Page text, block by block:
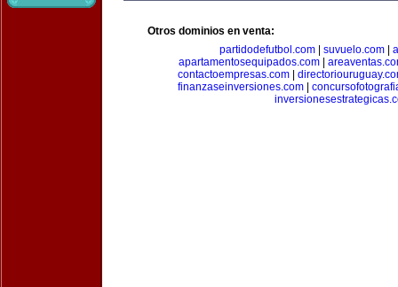
Otros dominios en venta:
partidodefutbol.com| suvuelo.com|
apartamentosequipados.com|
contactoempresas.com
finanzaseinversiones.com